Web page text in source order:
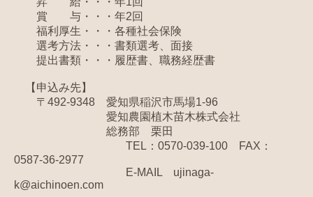
賞 与・・・年2回
福利厚生・・・各種社会保険
選考方法・・・書類選考、面接
提出書類・・・履歴書、職務経歴書
【申込み先】
〒492-9348 愛知県稲沢市馬場1-96
愛知農園植木苗木株式会社
総務部 栗田
TEL：0570-039-100 FAX：
0587-36-2977
E-MAIL ujinaga-
k@aichinoen.com